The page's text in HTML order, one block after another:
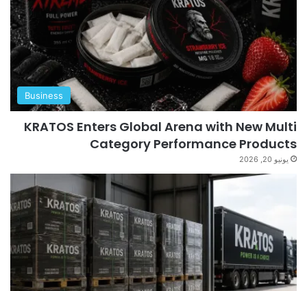
Business
KRATOS Enters Global Arena with New Multi
Category Performance Products
يونيو 20, 2026